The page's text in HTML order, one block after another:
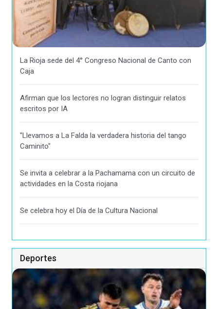
La Rioja sede del 4° Congreso Nacional de Canto con
Caja
Afirman que los lectores no logran distinguir relatos
escritos por IA
"Llevamos a La Falda la verdadera historia del tango
Caminito"
Se invita a celebrar a la Pachamama con un circuito de
actividades en la Costa riojana
Se celebra hoy el Día de la Cultura Nacional
Deportes